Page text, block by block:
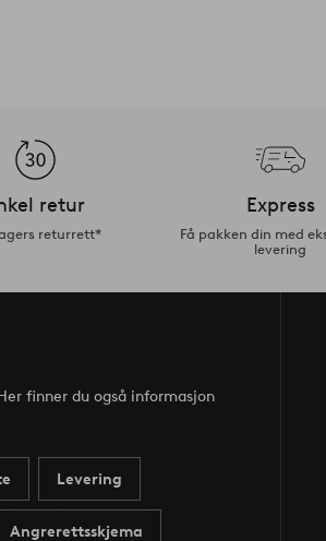
retur
returrett*
Express
Få pakken din med
levering
finner du også informasjon
Levering
Angrerettsskjema